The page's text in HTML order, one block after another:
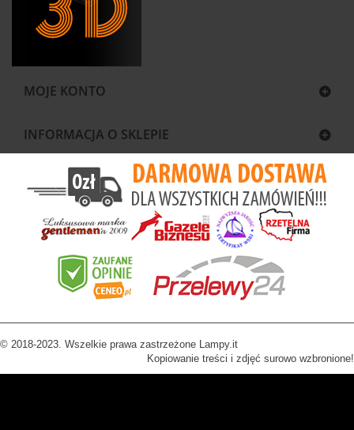
MOJE KONTO
INFORMACJA O SKLEPIE
© 2018-2023. Wszelkie prawa zastrzeżone Lampy.it
Kopiowanie treści i zdjęć surowo wzbronione!